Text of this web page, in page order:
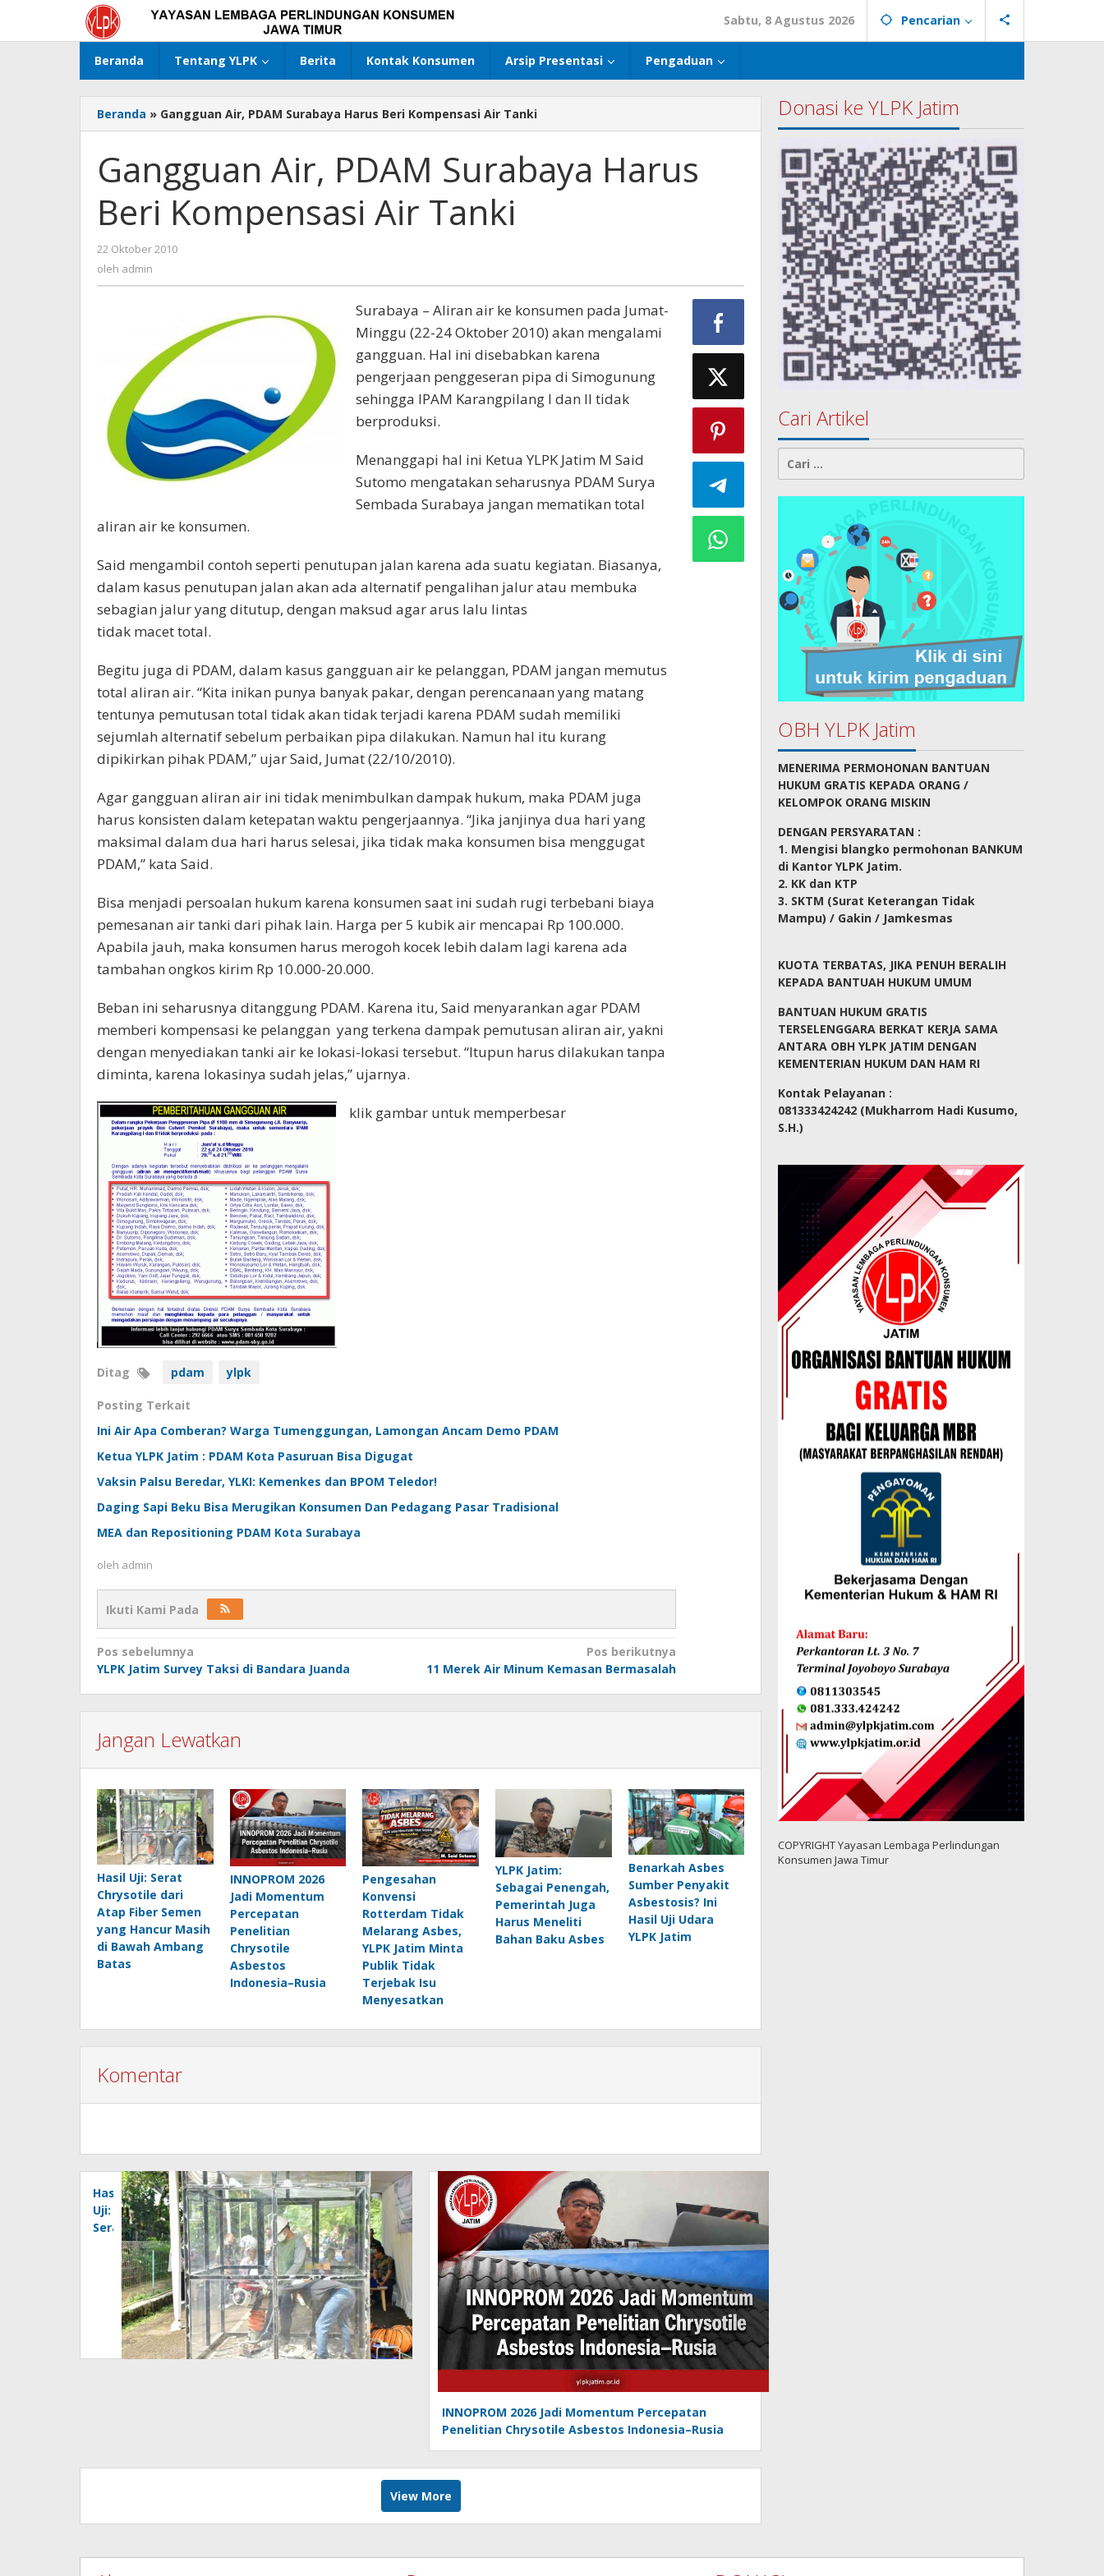
konten
Sabtu, 8 Agustus 2026 Pencarian
Beranda Tentang YLPK Berita Kontak Konsumen Arsip Presentasi Pengaduan
Beranda » Gangguan Air, PDAM Surabaya Harus Beri Kompensasi Air Tanki
Gangguan Air, PDAM Surabaya Harus
Beri Kompensasi Air Tanki
22 Oktober 2010
oleh admin
Surabaya – Aliran air ke konsumen pada Jumat-
Minggu (22-24 Oktober 2010) akan mengalami
gangguan. Hal ini disebabkan karena
pengerjaan penggeseran pipa di Simogunung
sehingga IPAM Karangpilang I dan II tidak
berproduksi.
Menanggapi hal ini Ketua YLPK Jatim M Said
Sutomo mengatakan seharusnya PDAM Surya
Sembada Surabaya jangan mematikan total
aliran air ke konsumen.
Said mengambil contoh seperti penutupan jalan karena ada suatu kegiatan. Biasanya,
dalam kasus penutupan jalan akan ada alternatif pengalihan jalur atau membuka
sebagian jalur yang ditutup, dengan maksud agar arus lalu lintas
tidak macet total.
Begitu juga di PDAM, dalam kasus gangguan air ke pelanggan, PDAM jangan memutus
total aliran air. “Kita inikan punya banyak pakar, dengan perencanaan yang matang
tentunya pemutusan total tidak akan tidak terjadi karena PDAM sudah memiliki
sejumlah alternatif sebelum perbaikan pipa dilakukan. Namun hal itu kurang
dipikirkan pihak PDAM,” ujar Said, Jumat (22/10/2010).
Agar gangguan aliran air ini tidak menimbulkan dampak hukum, maka PDAM juga
harus konsisten dalam ketepatan waktu pengerjaannya. “Jika janjinya dua hari yang
maksimal dalam dua hari harus selesai, jika tidak maka konsumen bisa menggugat
PDAM,” kata Said.
Bisa menjadi persoalan hukum karena konsumen saat ini sudah rugi terbebani biaya
pemesanan air tanki dari pihak lain. Harga per 5 kubik air mencapai Rp 100.000.
Apabila jauh, maka konsumen harus merogoh kocek lebih dalam lagi karena ada
tambahan ongkos kirim Rp 10.000-20.000.
Beban ini seharusnya ditanggung PDAM. Karena itu, Said menyarankan agar PDAM
memberi kompensasi ke pelanggan yang terkena dampak pemutusan aliran air, yakni
dengan menyediakan tanki air ke lokasi-lokasi tersebut. “Itupun harus dilakukan tanpa
diminta, karena lokasinya sudah jelas,” ujarnya.
klik gambar untuk memperbesar
Ditag pdam ylpk
Posting Terkait
Ini Air Apa Comberan? Warga Tumenggungan, Lamongan Ancam Demo PDAM
Ketua YLPK Jatim : PDAM Kota Pasuruan Bisa Digugat
Vaksin Palsu Beredar, YLKI: Kemenkes dan BPOM Teledor!
Daging Sapi Beku Bisa Merugikan Konsumen Dan Pedagang Pasar Tradisional
MEA dan Repositioning PDAM Kota Surabaya
oleh admin
Ikuti Kami Pada
Navigasi
pos
Pos sebelumnya
YLPK Jatim Survey Taksi di Bandara Juanda
Pos berikutnya
11 Merek Air Minum Kemasan Bermasalah
Jangan Lewatkan
Hasil Uji: Serat
Chrysotile dari
Atap Fiber Semen
yang Hancur Masih
di Bawah Ambang
Batas
INNOPROM 2026
Jadi Momentum
Percepatan
Penelitian
Chrysotile
Asbestos
Indonesia–Rusia
Pengesahan
Konvensi
Rotterdam Tidak
Melarang Asbes,
YLPK Jatim Minta
Publik Tidak
Terjebak Isu
Menyesatkan
YLPK Jatim:
Sebagai Penengah,
Pemerintah Juga
Harus Meneliti
Bahan Baku Asbes
Benarkah Asbes
Sumber Penyakit
Asbestosis? Ini
Hasil Uji Udara
YLPK Jatim
Komentar
Hasil
Uji:
Serat
Chrysotile
Semen
yang
Hancur
INNOPROM 2026 Jadi Momentum Percepatan
Penelitian Chrysotile Asbestos Indonesia–Rusia
View More
Donasi ke YLPK Jatim
Cari Artikel
Cari
untuk:
OBH YLPK Jatim
MENERIMA PERMOHONAN BANTUAN
HUKUM GRATIS KEPADA ORANG /
KELOMPOK ORANG MISKIN
DENGAN PERSYARATAN :
1. Mengisi blangko permohonan BANKUM
di Kantor YLPK Jatim.
2. KK dan KTP
3. SKTM (Surat Keterangan Tidak
Mampu) / Gakin / Jamkesmas
KUOTA TERBATAS, JIKA PENUH BERALIH
KEPADA BANTUAH HUKUM UMUM
BANTUAN HUKUM GRATIS
TERSELENGGARA BERKAT KERJA SAMA
ANTARA OBH YLPK JATIM DENGAN
KEMENTERIAN HUKUM DAN HAM RI
Kontak Pelayanan :
081333424242 (Mukharrom Hadi Kusumo,
S.H.)
COPYRIGHT Yayasan Lembaga Perlindungan
Konsumen Jawa Timur